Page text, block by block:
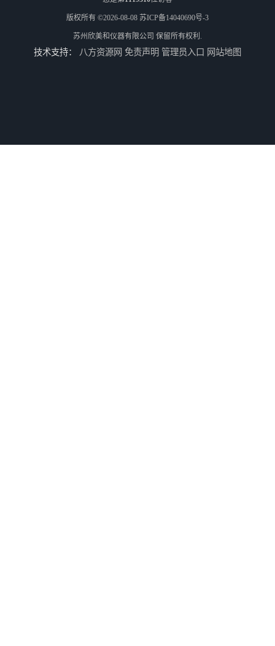
版权所有 ©2026-08-08 苏ICP备14040690号-3
苏州欣美和仪器有限公司 保留所有权利.
技术支持： 八方资源网 免责声明 管理员入口 网站地图